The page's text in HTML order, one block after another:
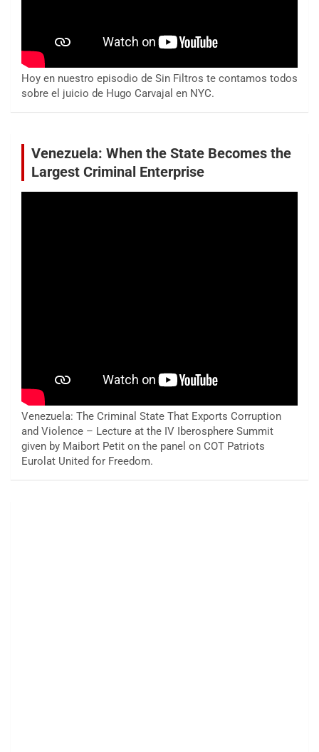
Hoy en nuestro episodio de Sin Filtros te contamos todos
sobre el juicio de Hugo Carvajal en NYC.
Venezuela: When the State Becomes the
Largest Criminal Enterprise
Venezuela: The Criminal State That Exports Corruption
and Violence – Lecture at the IV Iberosphere Summit
given by Maibort Petit on the panel on COT Patriots
Eurolat United for Freedom.